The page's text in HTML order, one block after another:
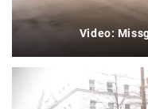
Video: